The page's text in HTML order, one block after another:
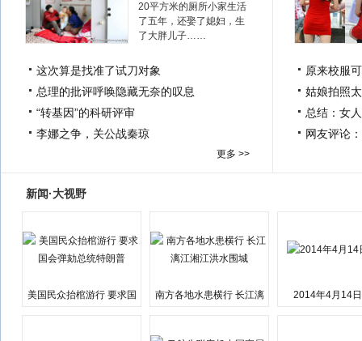
20平方米的厕所小家生活
了五年，还娶了媳妇，生
了大胖儿子……
这次算是找准了试刀对象
总理的批评呼唤隐藏无奈的叹息
“转基因”的科研评审
李娜之争，关公战秦琼
更多 >>
原来校服
姑娘拍照
总结：女
网友评论
新闻·大视野
美国民众抬棺游行 要求国
南方各地水患横行 长江漓
2014年4月14